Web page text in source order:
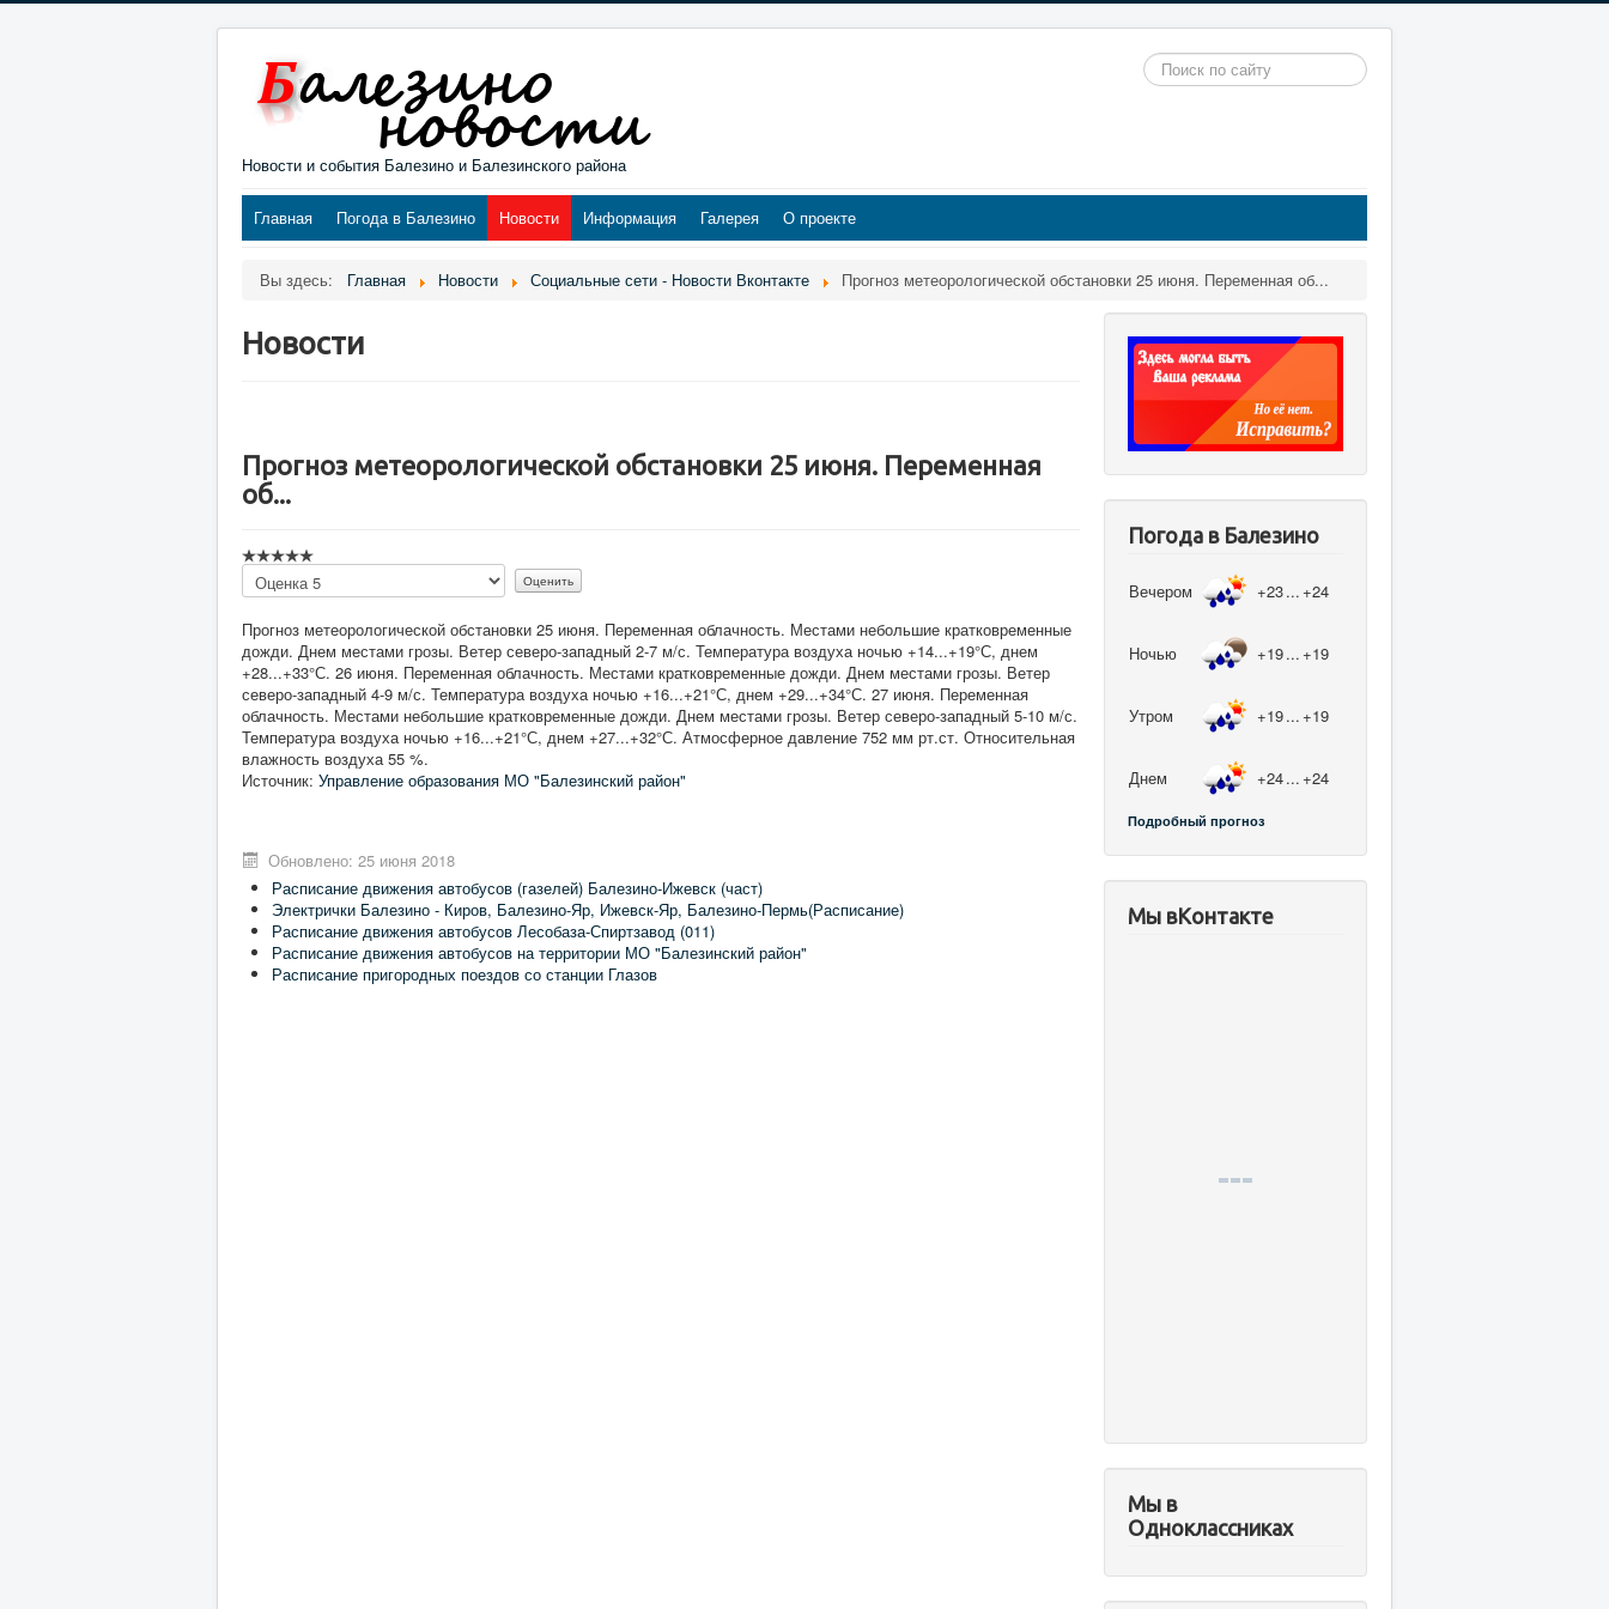
Новости и события Балезино и Балезинского района
Искать...
Главная Погода в Балезино Новости Информация Галерея О проекте
Вы здесь: Главная Новости Социальные сети - Новости Вконтакте Прогноз метеорологической обстановки 25 июня. Переменная об...
Новости
Прогноз метеорологической обстановки 25 июня. Переменная
об...
Пожалуйста,
оцените
Прогноз метеорологической обстановки 25 июня. Переменная облачность. Местами небольшие кратковременные
дожди. Днем местами грозы. Ветер северо-западный 2-7 м/с. Температура воздуха ночью +14...+19°С, днем
+28...+33°С. 26 июня. Переменная облачность. Местами кратковременные дожди. Днем местами грозы. Ветер
северо-западный 4-9 м/с. Температура воздуха ночью +16...+21°С, днем +29...+34°С. 27 июня. Переменная
облачность. Местами небольшие кратковременные дожди. Днем местами грозы. Ветер северо-западный 5-10 м/с.
Температура воздуха ночью +16...+21°С, днем +27...+32°С. Атмосферное давление 752 мм рт.ст. Относительная
влажность воздуха 55 %.
Источник: Управление образования МО "Балезинский район"
Обновлено: 25 июня 2018
Расписание движения автобусов (газелей) Балезино-Ижевск (част)
Электрички Балезино - Киров, Балезино-Яр, Ижевск-Яр, Балезино-Пермь(Расписание)
Расписание движения автобусов Лесобаза-Спиртзавод (011)
Расписание движения автобусов на территории МО "Балезинский район"
Расписание пригородных поездов со станции Глазов
Погода в Балезино
Вечером +23... +24
Ночью +19... +19
Утром +19... +19
Днем +24... +24
Подробный прогноз
Мы вКонтакте
Мы в
Одноклассниках